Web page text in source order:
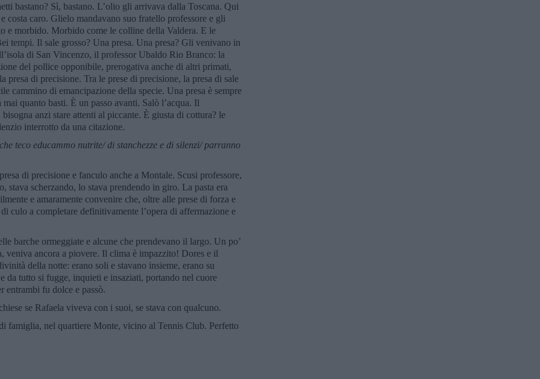
bastano? Sì, bastano. L’olio gli arrivava dalla Toscana. Qui
costa caro. Glielo mandavano suo fratello professore e gli
e morbido. Morbido come le colline della Valdera. E le
tempi. Il sale grosso? Una presa. Una presa? Gli venivano in
di San Vincenzo, il professor Ubaldo Rio Branco: la
del pollice opponibile, prerogativa anche di altri primati,
presa di precisione. Tra le prese di precisione, la presa di sale
cammino di emancipazione della specie. Una presa è sempre
quanto basti. È un passo avanti. Salò l’acqua. Il
anzi stare attenti al piccante. È giusta di cottura? le
interrotto da una citazione.
teco educammo nutrite/ di stanchezze e di silenzi/ parranno
di precisione e fanculo anche a Montale. Scusi professore,
stava scherzando, lo stava prendendo in giro. La pasta era
e amaramente convenire che, oltre alle prese di forza e
culo a completare definitivamente l’opera di affermazione e
barche ormeggiate e alcune che prendevano il largo. Un po’
veniva ancora a piovere. Il clima è impazzito! Dores e il
della notte: erano soli e stavano insieme, erano su
da tutto si fugge, inquieti e insaziati, portando nel cuore
entrambi fu dolce e passò.
se Rafaela viveva con i suoi, se stava con qualcuno.
famiglia, nel quartiere Monte, vicino al Tennis Club. Perfetto